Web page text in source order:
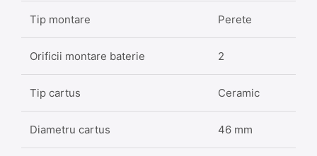
Tip montare Perete
Orificii montare baterie 2
Tip cartus Ceramic
Diametru cartus 46 mm